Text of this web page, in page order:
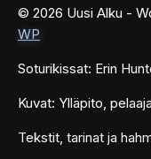
© 2026 Uusi Alku -
WP
Soturikissat: Erin
Kuvat: Ylläpito,
Tekstit, tarinat ja